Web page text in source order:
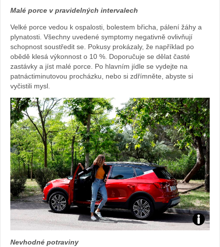
Malé porce v pravidelných intervalech
Velké porce vedou k ospalosti, bolestem břicha, pálení žáhy a
plynatosti. Všechny uvedené symptomy negativně ovlivňují
schopnost soustředit se. Pokusy prokázaly, že například po
obědě klesá výkonnost o 10 %. Doporučuje se dělat časté
zastávky a jíst malé porce. Po hlavním jídle se vydejte na
patnáctiminutovou procházku, nebo si zdřímněte, abyste si
vyčistili mysl.
Foto:
Nevhodné potraviny